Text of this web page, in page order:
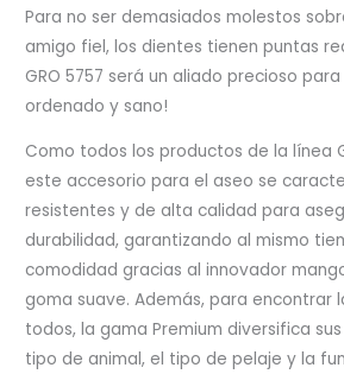
Para no ser demasiados molestos
amigo fiel, los dientes tienen puntas
GRO 5757 será un aliado precioso
ordenado y sano!
Como todos los productos de la línea
este accesorio para el aseo se
resistentes y de alta calidad para
durabilidad, garantizando al mismo
comodidad gracias al innovador
goma suave. Además, para encontrar
todos, la gama Premium diversifica
tipo de animal, el tipo de pelaje y la